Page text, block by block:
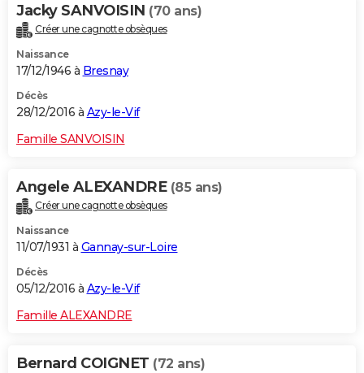
Jacky SANVOISIN (70 ans)
Créer une cagnotte obsèques
Naissance
17/12/1946 à Bresnay
Décès
28/12/2016 à Azy-le-Vif
Famille SANVOISIN
Angele ALEXANDRE (85 ans)
Créer une cagnotte obsèques
Naissance
11/07/1931 à Gannay-sur-Loire
Décès
05/12/2016 à Azy-le-Vif
Famille ALEXANDRE
Bernard COIGNET (72 ans)